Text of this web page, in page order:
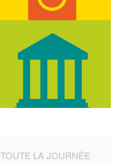
TOUTE LA JOURNÉE